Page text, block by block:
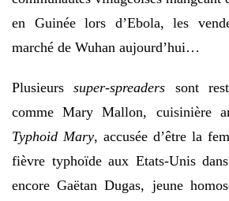
en Guinée lors d’Ebola, les
marché de Wuhan aujourd’hui…
Plusieurssuper-spreaders sont
comme Mary Mallon, cuisinière
Typhoid Mary, accusée d’être la
fièvre typhoïde aux Etats-Unis
encore Gaëtan Dugas, jeune